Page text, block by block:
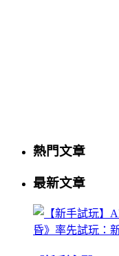
熱門文章
最新文章